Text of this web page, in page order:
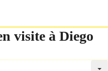
visite à Diego